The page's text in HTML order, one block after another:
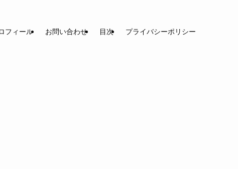
フィール お問い合わせ 目次 プライバシーポリシー